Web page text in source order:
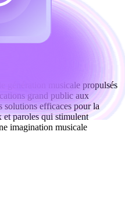
génération musicale propulsés
grand public aux
solutions efficaces pour la
et paroles qui stimulent
imagination musicale